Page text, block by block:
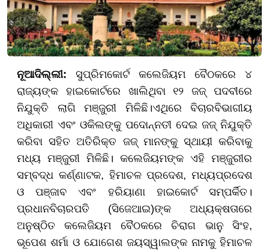
ନୂଆଦିଲ୍ଲୀ: ସୁପ୍ରିମକୋର୍ଟ କଲେଜିୟମ ବୈଠକରେ ୪
ରାଜ୍ୟଙ୍କ ହାଇକୋର୍ଟରେ ଖାଲିଥିବା ୧୨ ଜଜ୍ ପଦବୀରେ
ନିଯୁକ୍ତି ଲାଗି ମଞ୍ଜୁରୀ ମିଳିଛି।ଏଥିରେ ବିଚାରବିଭାଗୀୟ
ଅଧିକାରୀ ଏବଂ ଓକିଲଙ୍କୁ ପଦୋନ୍ନତୀ ଦେଇ ଜଜ୍ ନିଯୁକ୍ତି
କରିବା ସହିତ ଅତିରିକ୍ତ ଜଜ୍ ମାନଙ୍କୁ ସ୍ଥାୟୀ କରିବାକୁ
ମଧ୍ୟ ମଞ୍ଜୁରୀ ମିଳିଛି। କଲେଜିୟମଙ୍କ ଏହି ମଞ୍ଜୁରୀର
ସମ୍ବଦ୍ଧ କର୍ଣ୍ଣାଟକ, ହିମାଚଳ ପ୍ରଦେଶ, ମଧ୍ୟପ୍ରଦେଶ
ଓ ପଞ୍ଜାବ ଏବଂ ହରିୟାଣା ହାଇକୋର୍ଟ ସମ୍ପର୍କିତ।
ପ୍ରଧାନବିଚାରପତି (ସିଜେଆଇ)ଙ୍କ ଅଧ୍ୟକ୍ଷତାରେ
ଅନୁଷ୍ଠିତ କଲେଜିୟମ ବୈଠକରେ ଚିରାଗ ଭାନୁ ସିଂହ,
ଭୂପେଶ ଶର୍ମା ଓ ଯୋଗେଶ ଜୟସ୍ୱାଲଙ୍କ ନାମକୁ ହିମାଚଳ